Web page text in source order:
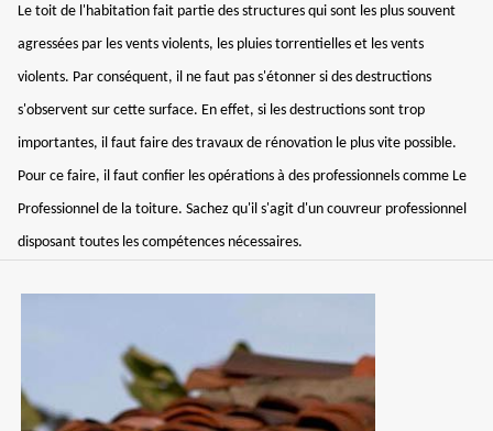
Le toit de l'habitation fait partie des structures qui sont les plus souvent
agressées par les vents violents, les pluies torrentielles et les vents
violents. Par conséquent, il ne faut pas s'étonner si des destructions
s'observent sur cette surface. En effet, si les destructions sont trop
importantes, il faut faire des travaux de rénovation le plus vite possible.
Pour ce faire, il faut confier les opérations à des professionnels comme Le
Professionnel de la toiture. Sachez qu'il s'agit d'un couvreur professionnel
disposant toutes les compétences nécessaires.